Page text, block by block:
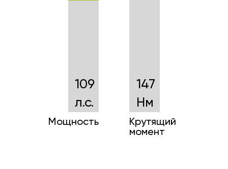
109
л.с.
Мощность
147
Нм
Крутящий
момент